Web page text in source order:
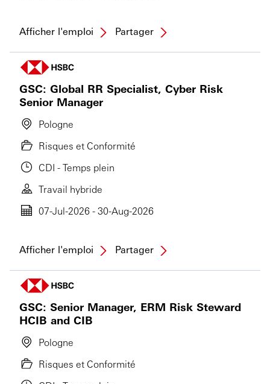
Afficher l'emploi Partager
GSC: Global RR Specialist, Cyber Risk
Senior Manager
Pologne
Risques et Conformité
CDI - Temps plein
Travail hybride
07-Jul-2026 - 30-Aug-2026
Afficher l'emploi Partager
GSC: Senior Manager, ERM Risk Steward
HCIB and CIB
Pologne
Risques et Conformité